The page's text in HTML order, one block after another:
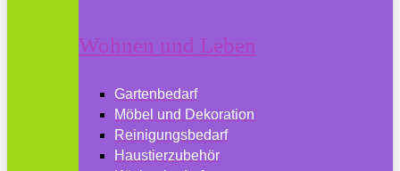
Wohnen und Leben
Gartenbedarf
Möbel und Dekoration
Reinigungsbedarf
Haustierzubehör